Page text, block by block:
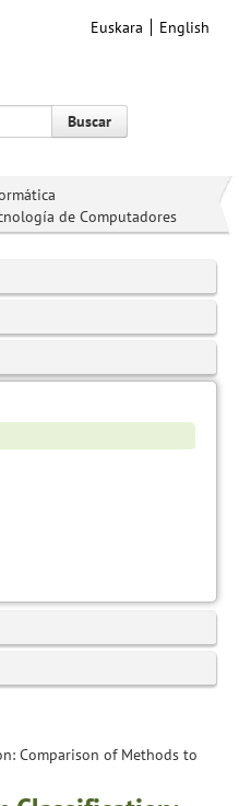
Euskara English
Buscar
de Computadores
Comparison of Methods to